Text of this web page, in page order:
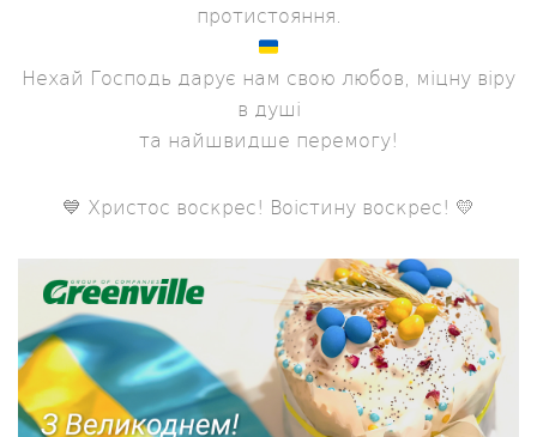
протистояння.
Нехай Господь дарує нам свою любов, міцну віру
в душі
та найшвидше перемогу!
💙 Христос воскрес! Воістину воскрес! 💛